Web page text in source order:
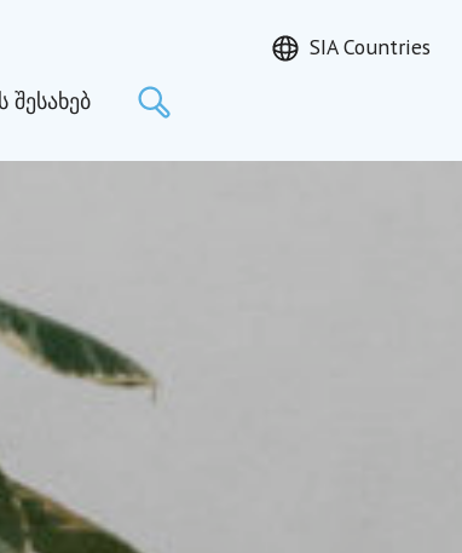
შესახებ
SIA Countries